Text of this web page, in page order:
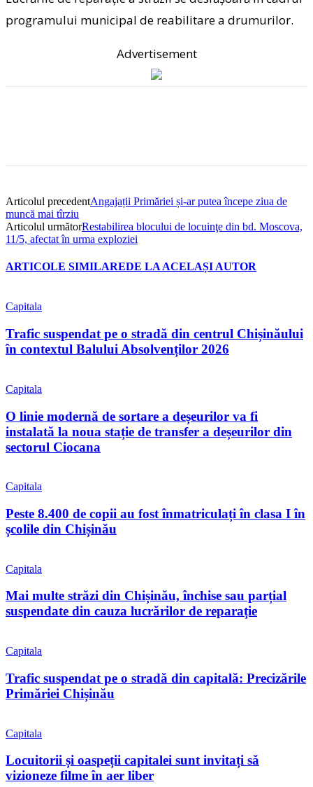
programului municipal de reabilitare a drumurilor.
Advertisement
Articolul precedentAngajații Primăriei și-ar putea începe ziua de
muncă mai tîrziu
Articolul următorRestabilirea blocului de locuinţe din bd. Moscova,
11/5, afectat în urma exploziei
ARTICOLE SIMILAREDE LA ACELAȘI AUTOR
Capitala
Trafic suspendat pe o stradă din centrul Chișinăului
în contextul Balului Absolvenților 2026
Capitala
O linie modernă de sortare a deșeurilor va fi
instalată la noua stație de transfer a deșeurilor din
sectorul Ciocana
Capitala
Peste 8.400 de copii au fost înmatriculați în clasa I în
școlile din Chișinău
Capitala
Mai multe străzi din Chișinău, închise sau parțial
suspendate din cauza lucrărilor de reparație
Capitala
Trafic suspendat pe o stradă din capitală: Precizările
Primăriei Chișinău
Capitala
Locuitorii și oaspeții capitalei sunt invitați să
vizioneze filme în aer liber